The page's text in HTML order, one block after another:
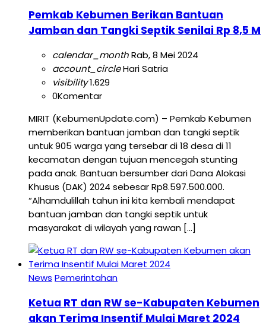
Pemkab Kebumen Berikan Bantuan
Jamban dan Tangki Septik Senilai Rp 8,5 M
calendar_monthRab, 8 Mei 2024
account_circleHari Satria
visibility1.629
0Komentar
MIRIT (KebumenUpdate.com) – Pemkab Kebumen
memberikan bantuan jamban dan tangki septik
untuk 905 warga yang tersebar di 18 desa di 11
kecamatan dengan tujuan mencegah stunting
pada anak. Bantuan bersumber dari Dana Alokasi
Khusus (DAK) 2024 sebesar Rp8.597.500.000.
“Alhamdulillah tahun ini kita kembali mendapat
bantuan jamban dan tangki septik untuk
masyarakat di wilayah yang rawan […]
News Pemerintahan
Ketua RT dan RW se-Kabupaten Kebumen
akan Terima Insentif Mulai Maret 2024